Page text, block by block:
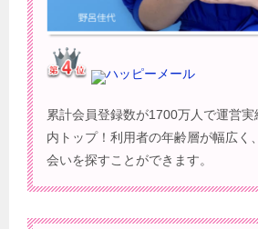
ハッピーメール
累計会員登録数が1700万人で運営
内トップ！利用者の年齢層が幅広く
会いを探すことができます。